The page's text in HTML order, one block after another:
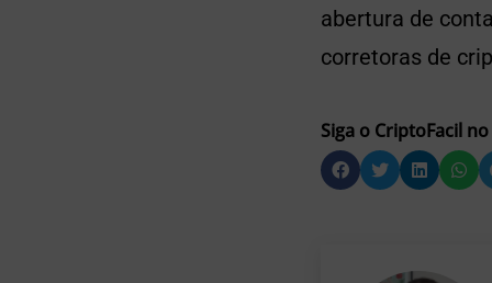
abertura de
corretoras de
Siga o CriptoFacil no